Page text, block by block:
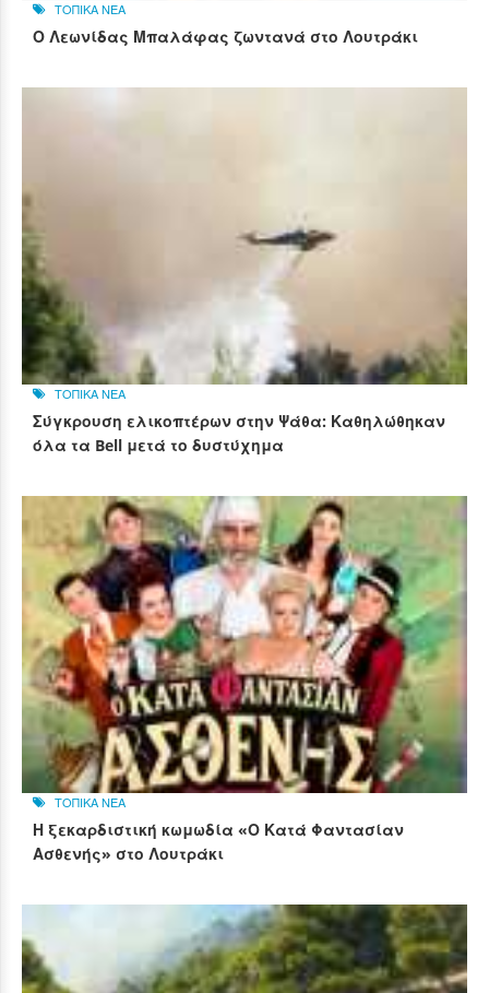
ΤΟΠΙΚΑ ΝΕΑ
Ο Λεωνίδας Μπαλάφας ζωντανά στο Λουτράκι
ΤΟΠΙΚΑ ΝΕΑ
Σύγκρουση ελικοπτέρων στην Ψάθα: Καθηλώθηκαν
όλα τα Bell μετά το δυστύχημα
ΤΟΠΙΚΑ ΝΕΑ
Η ξεκαρδιστική κωμωδία «Ο Κατά Φαντασίαν
Ασθενής» στο Λουτράκι